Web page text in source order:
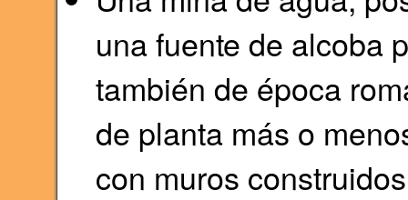
una fuente de alcoba
también de época
de planta más o
con muros